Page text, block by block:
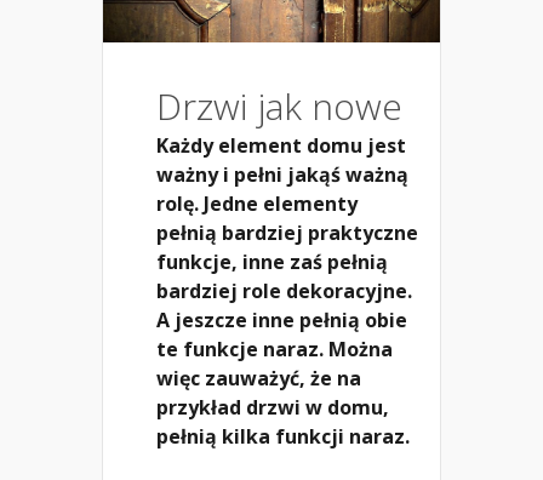
Drzwi jak nowe
Każdy element domu jest
ważny i pełni jakąś ważną
rolę. Jedne elementy
pełnią bardziej praktyczne
funkcje, inne zaś pełnią
bardziej role dekoracyjne.
A jeszcze inne pełnią obie
te funkcje naraz. Można
więc zauważyć, że na
przykład drzwi w domu,
pełnią kilka funkcji naraz.